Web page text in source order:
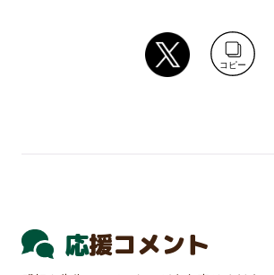
コピー
応援コメント